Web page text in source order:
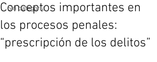
Sin categoría
Conceptos importantes en
los procesos penales:
“prescripción de los delitos”